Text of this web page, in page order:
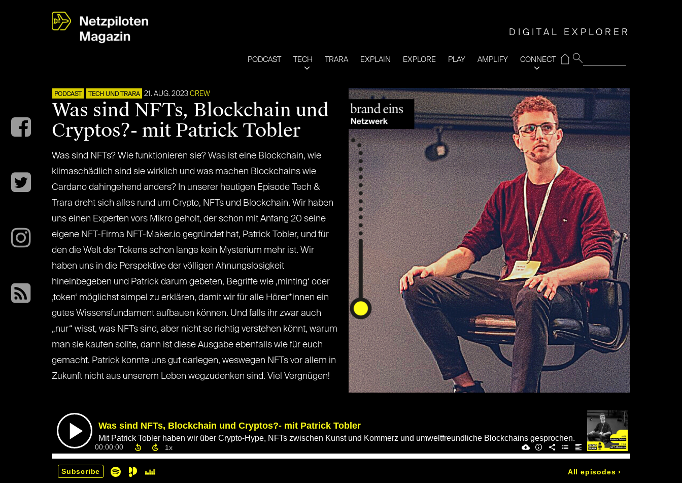
DIGITAL EXPLORER
PODCAST TECH TRARA EXPLAIN EXPLORE PLAY AMPLIFY CONNECT
⌂
PODCAST TECH UND TRARA 21. AUG. 2023 CREW
Was sind NFTs, Blockchain und
Cryptos?- mit Patrick Tobler
Was sind NFTs? Wie funktionieren sie? Was ist eine Blockchain, wie
klimaschädlich sind sie wirklich und was machen Blockchains wie
Cardano dahingehend anders? In unserer heutigen Episode Tech &
Trara dreht sich alles rund um Crypto, NFTs und Blockchain. Wir haben
uns einen Experten vors Mikro geholt, der schon mit Anfang 20 seine
eigene NFT-Firma NFT-Maker.io gegründet hat, Patrick Tobler, und für
den die Welt der Tokens schon lange kein Mysterium mehr ist. Wir
haben uns in die Perspektive der völligen Ahnungslosigkeit
hineinbegeben und Patrick darum gebeten, Begriffe wie ‚minting‘ oder
‚token‘ möglichst simpel zu erklären, damit wir für alle Hörer*innen ein
gutes Wissensfundament aufbauen können. Und falls ihr zwar auch
„nur“ wisst, was NFTs sind, aber nicht so richtig verstehen könnt, warum
man sie kaufen sollte, dann ist diese Ausgabe ebenfalls wie für euch
gemacht. Patrick konnte uns gut darlegen, weswegen NFTs vor allem in
Zukunft nicht aus unserem Leben wegzudenken sind. Viel Vergnügen!